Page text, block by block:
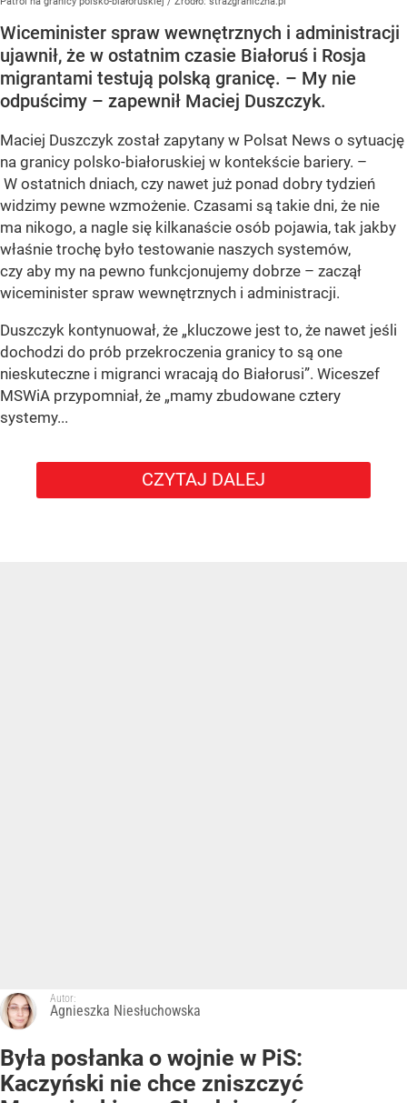
Wiceminister spraw wewnętrznych i administracji
ujawnił, że w ostatnim czasie Białoruś i Rosja
migrantami testują polską granicę. – My nie
odpuścimy – zapewnił Maciej Duszczyk.
Maciej Duszczyk został zapytany w Polsat News o sytuację
na granicy polsko-białoruskiej w kontekście bariery. –
W ostatnich dniach, czy nawet już ponad dobry tydzień
widzimy pewne wzmożenie. Czasami są takie dni, że nie
ma nikogo, a nagle się kilkanaście osób pojawia, tak jakby
właśnie trochę było testowanie naszych systemów,
czy aby my na pewno funkcjonujemy dobrze – zaczął
wiceminister spraw wewnętrznych i administracji.
Duszczyk kontynuował, że „kluczowe jest to, że nawet jeśli
dochodzi do prób przekroczenia granicy to są one
nieskuteczne i migranci wracają do Białorusi”. Wiceszef
MSWiA przypomniał, że „mamy zbudowane cztery
systemy...
CZYTAJ DALEJ
Autor:
Agnieszka Niesłuchowska
Była posłanka o wojnie w PiS:
Kaczyński nie chce zniszczyć